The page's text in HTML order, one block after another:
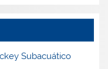
Subacuático